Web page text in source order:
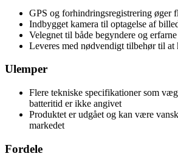
GPS og forhindringsregistrering øger
Indbygget kamera til optagelse af
Velegnet til både begyndere og
Leveres med nødvendigt tilbehør til at
Ulemper
Flere tekniske specifikationer som
batteritid er ikke angivet
Produktet er udgået og kan være
markedet
Fordele